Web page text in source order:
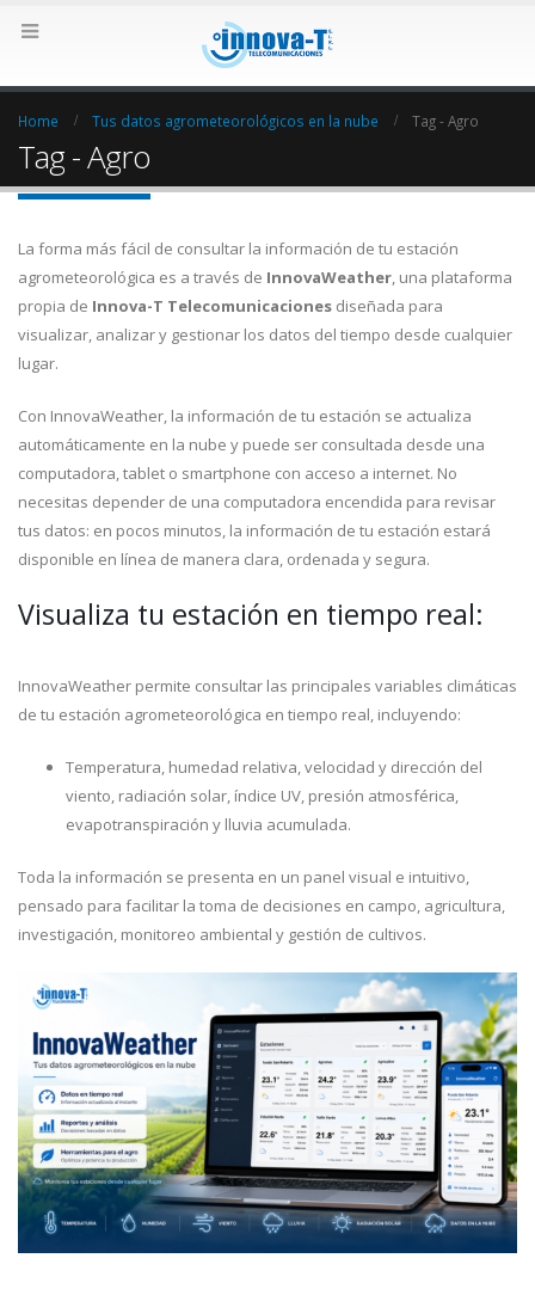
Home Tus datos agrometeorológicos en la nube Tag -Agro
Tag - Agro
La forma más fácil de consultar la información de tu estación
agrometeorológica es a través de InnovaWeather, una plataforma
propia de Innova-T Telecomunicaciones diseñada para
visualizar, analizar y gestionar los datos del tiempo desde cualquier
lugar.
Con InnovaWeather, la información de tu estación se actualiza
automáticamente en la nube y puede ser consultada desde una
computadora, tablet o smartphone con acceso a internet. No
necesitas depender de una computadora encendida para revisar
tus datos: en pocos minutos, la información de tu estación estará
disponible en línea de manera clara, ordenada y segura.
Visualiza tu estación en tiempo real:
InnovaWeather permite consultar las principales variables climáticas
de tu estación agrometeorológica en tiempo real, incluyendo:
Temperatura, humedad relativa, velocidad y dirección del
viento, radiación solar, índice UV, presión atmosférica,
evapotranspiración y lluvia acumulada.
Toda la información se presenta en un panel visual e intuitivo,
pensado para facilitar la toma de decisiones en campo, agricultura,
investigación, monitoreo ambiental y gestión de cultivos.